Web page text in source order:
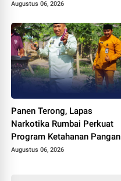
Gratis untuk Warga Binaan
Augustus 06, 2026
Panen Terong, Lapas
Narkotika Rumbai Perkuat
Program Ketahanan Pangan
Augustus 06, 2026